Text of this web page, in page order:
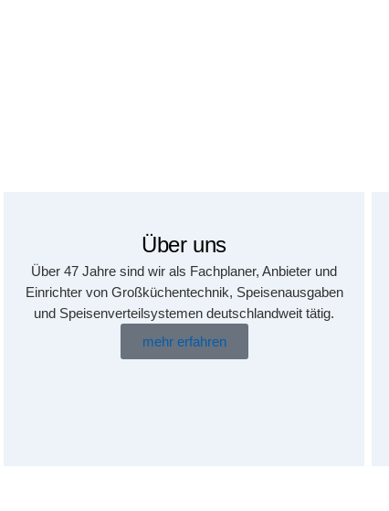
Über uns
Über 47 Jahre sind wir als Fachplaner, Anbieter und
Einrichter von Großküchentechnik, Speisenausgaben
und Speisenverteilsystemen deutschlandweit tätig.
mehr erfahren